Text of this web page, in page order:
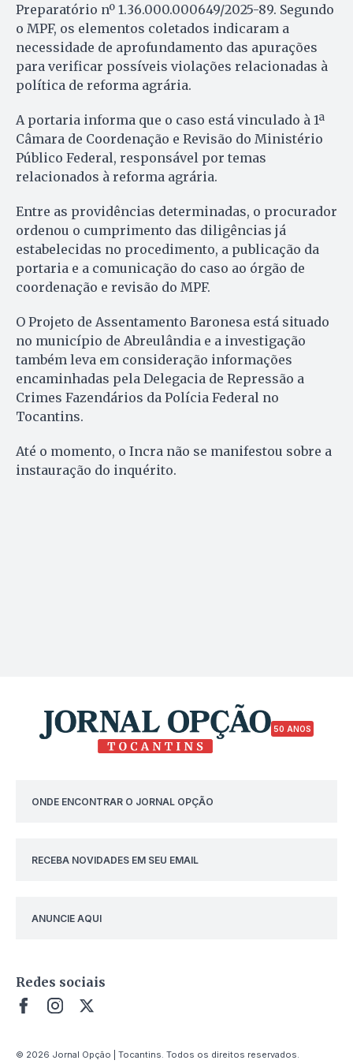
Preparatório nº 1.36.000.000649/2025-89. Segundo
o MPF, os elementos coletados indicaram a
necessidade de aprofundamento das apurações
para verificar possíveis violações relacionadas à
política de reforma agrária.
A portaria informa que o caso está vinculado à 1ª
Câmara de Coordenação e Revisão do Ministério
Público Federal, responsável por temas
relacionados à reforma agrária.
Entre as providências determinadas, o procurador
ordenou o cumprimento das diligências já
estabelecidas no procedimento, a publicação da
portaria e a comunicação do caso ao órgão de
coordenação e revisão do MPF.
O Projeto de Assentamento Baronesa está situado
no município de Abreulândia e a investigação
também leva em consideração informações
encaminhadas pela Delegacia de Repressão a
Crimes Fazendários da Polícia Federal no
Tocantins.
Até o momento, o Incra não se manifestou sobre a
instauração do inquérito.
50 ANOS
ONDE ENCONTRAR O JORNAL OPÇÃO
RECEBA NOVIDADES EM SEU EMAIL
ANUNCIE AQUI
Redes sociais
© 2026 Jornal Opção | Tocantins. Todos os direitos reservados.